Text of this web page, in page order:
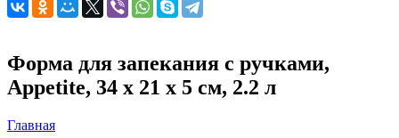
Форма для запекания с ручками,
Appetite, 34 х 21 х 5 см, 2.2 л
Главная